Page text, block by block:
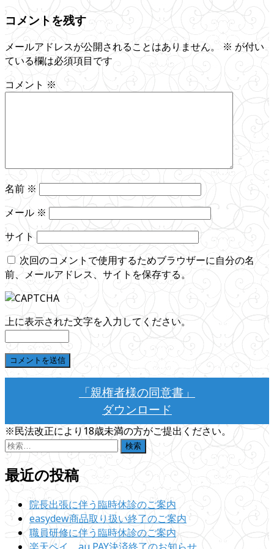
コメントを残す
メールアドレスが公開されることはありません。 ※ が付い
ている欄は必須項目です
コメント ※
名前 ※
メール ※
サイト
次回のコメントで使用するためブラウザーに自分の名
前、メールアドレス、サイトを保存する。
上に表示された文字を入力してください。
「親権者様の同意書」
ダウンロード
※民法改正により18歳未満の方がご提出ください。
検
最近の投稿
院長出張に伴う臨時休診のご案内
easydew商品取り扱い終了のご案内
職員研修に伴う臨時休診のご案内